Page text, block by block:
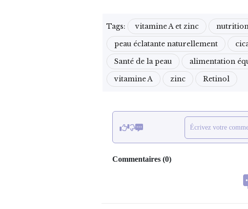
Tags: vitamine A et zinc
nutrition
peau éclatante naturellement
Santé de la peau
alimentation
vitamine A
zinc Retinol
Écrivez votre
Commentaires (0)